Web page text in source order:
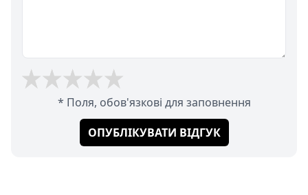
* Поля, обов'язкові для заповнення
ОПУБЛІКУВАТИ ВІДГУК